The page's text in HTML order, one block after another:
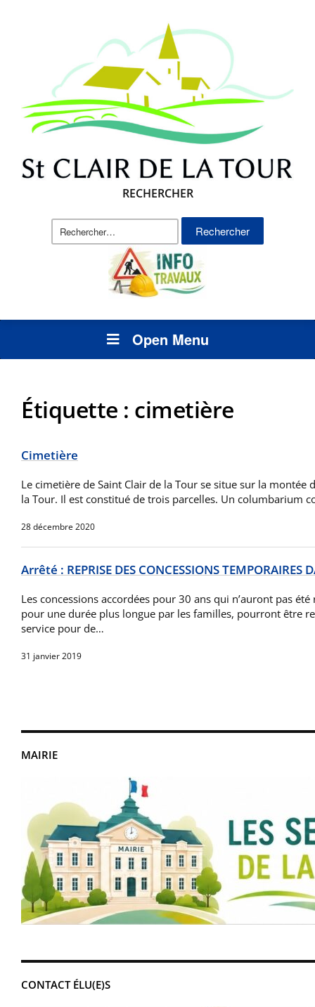
RECHERCHER
Rechercher :
Open Menu
MAIRIE
CONTACT ÉLU(E)S
Étiquette : cimetière
Cimetière
Le cimetière de Saint Clair de la Tour se situe sur la montée
la Tour. Il est constitué de trois parcelles. Un columbarium
28 décembre 2020
Arrêté : REPRISE DES CONCESSIONS TEMPORAIRES
Les concessions accordées pour 30 ans qui n’auront pas
pour une durée plus longue par les familles, pourront être
service pour de…
31 janvier 2019